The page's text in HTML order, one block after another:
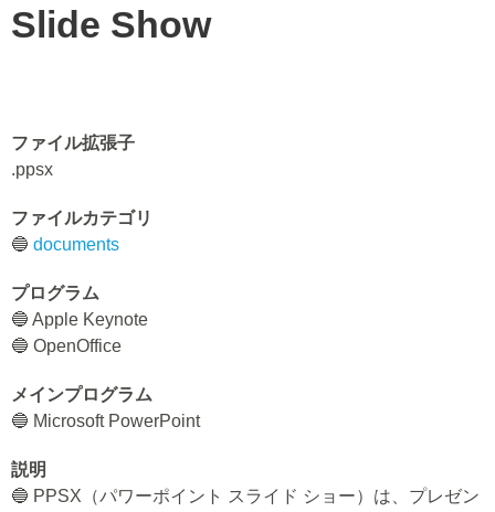
Slide Show
ファイル拡張子
.ppsx
ファイルカテゴリ
🔵 documents
プログラム
🔵 Apple Keynote
🔵 OpenOffice
メインプログラム
🔵 Microsoft PowerPoint
説明
🔵 PPSX（パワーポイント スライド ショー）は、プレゼン